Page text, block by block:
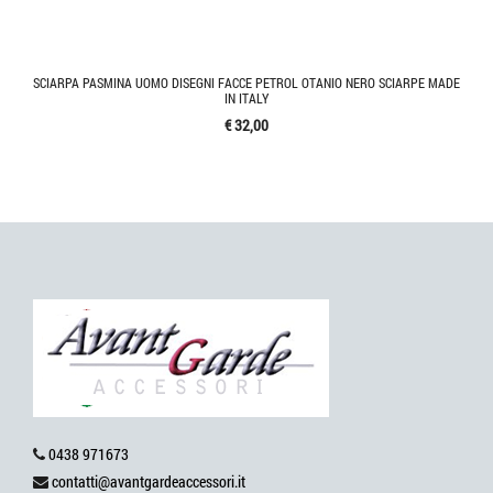
SCIARPA PASMINA UOMO DISEGNI FACCE PETROL OTANIO NERO SCIARPE MADE
IN ITALY
€ 32,00
0438 971673
contatti@avantgardeaccessori.it